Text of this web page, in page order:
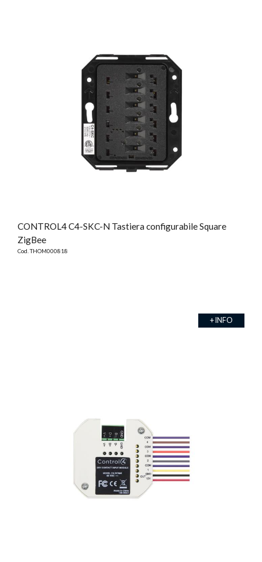
CONTROL4 C4-SKC-N Tastiera configurabile Square
ZigBee
Cod. THOM000818
+ INFO